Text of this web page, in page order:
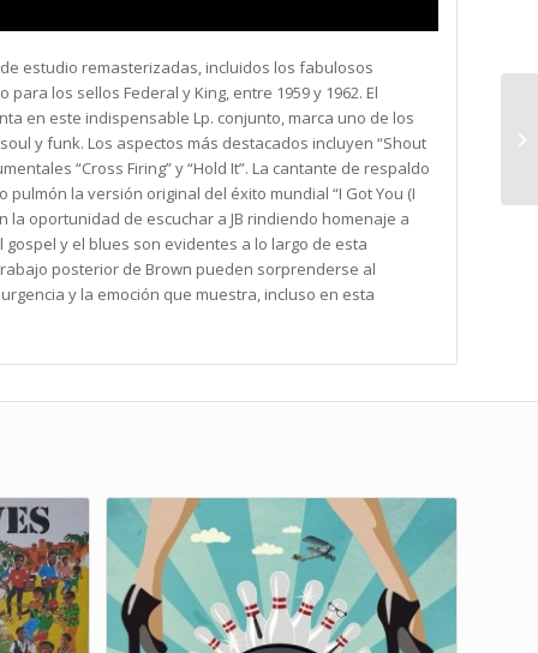
estudio remasterizadas, incluidos los fabulosos
para los sellos Federal y King, entre 1959 y 1962. El
en este indispensable Lp. conjunto, marca uno de los
y funk. Los aspectos más destacados incluyen “Shout
“Cross Firing” y “Hold It”. La cantante de respaldo
la versión original del éxito mundial “I Got You (I
la oportunidad de escuchar a JB rindiendo homenaje a
y el blues son evidentes a lo largo de esta
posterior de Brown pueden sorprenderse al
y la emoción que muestra, incluso en esta